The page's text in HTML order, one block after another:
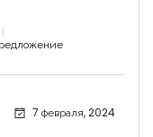
7 февраля, 2024